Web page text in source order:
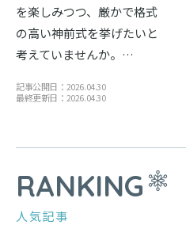
を楽しみつつ、厳かで格式
の高い神前式を挙げたいと
考えていませんか。…
記事公開日：2026.04.30
最終更新日：2026.04.30
RANKING
人気記事